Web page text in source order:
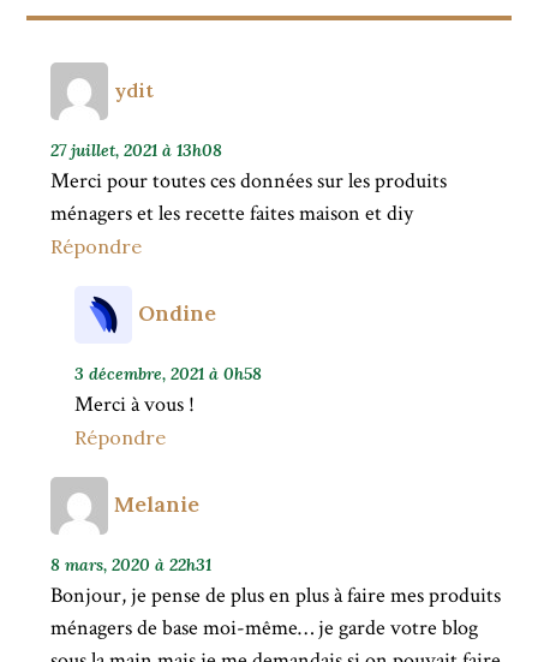
ydit
27 juillet, 2021 à 13h08
Merci pour toutes ces données sur les produits
ménagers et les recette faites maison et diy
Répondre
Ondine
3 décembre, 2021 à 0h58
Merci à vous !
Répondre
Melanie
8 mars, 2020 à 22h31
Bonjour, je pense de plus en plus à faire mes produits
ménagers de base moi-même… je garde votre blog